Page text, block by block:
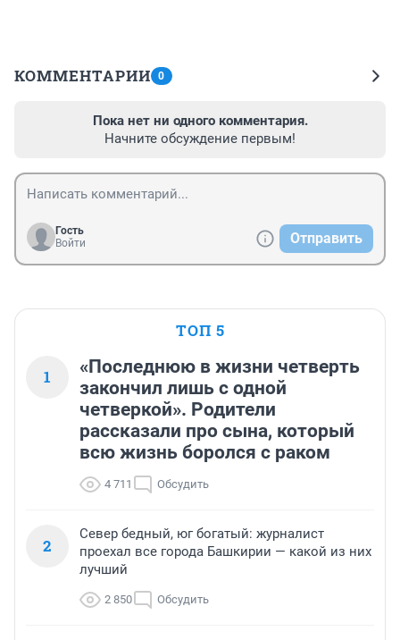
КОММЕНТАРИИ 0
Пока нет ни одного комментария.
Начните обсуждение первым!
Гость
Войти
Отправить
ТОП 5
1
«Последнюю в жизни четверть
закончил лишь с одной
четверкой». Родители
рассказали про сына, который
всю жизнь боролся с раком
4 711 Обсудить
2
Север бедный, юг богатый: журналист
проехал все города Башкирии — какой из них
лучший
2 850 Обсудить